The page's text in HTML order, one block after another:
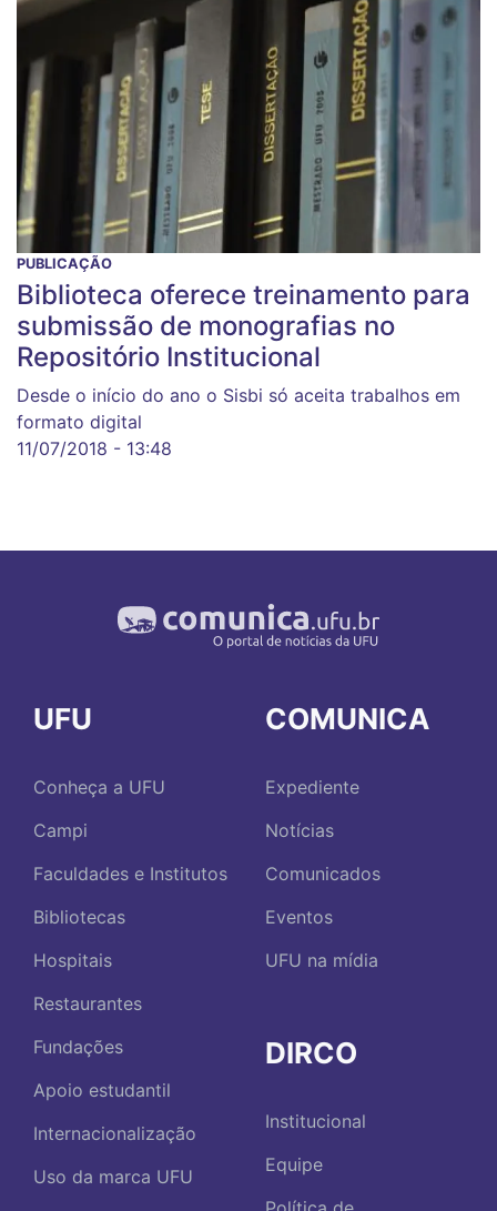
PUBLICAÇÃO
Biblioteca oferece treinamento para
submissão de monografias no
Repositório Institucional
Desde o início do ano o Sisbi só aceita trabalhos em
formato digital
11/07/2018 - 13:48
UFU
Conheça a UFU
Campi
Faculdades e Institutos
Bibliotecas
Hospitais
Restaurantes
Fundações
Apoio estudantil
Internacionalização
Uso da marca UFU
COMUNICA
Expediente
Notícias
Comunicados
Eventos
UFU na mídia
DIRCO
Institucional
Equipe